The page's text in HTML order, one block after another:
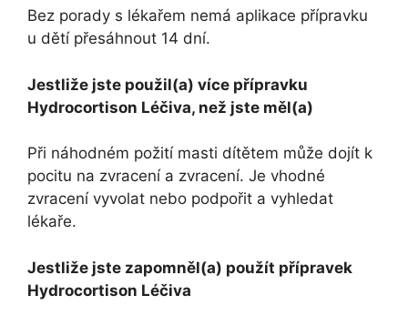
Bez porady s lékařem nemá aplikace přípravku
u dětí přesáhnout 14 dní.
Jestliže jste použil(a) více přípravku
Hydrocortison Léčiva, než jste měl(a)
Při náhodném požití masti dítětem může dojít k
pocitu na zvracení a zvracení. Je vhodné
zvracení vyvolat nebo podpořit a vyhledat
lékaře.
Jestliže jste zapomněl(a) použít přípravek
Hydrocortison Léčiva